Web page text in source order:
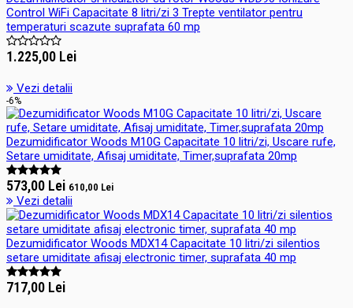
Control WiFi Capacitate 8 litri/zi 3 Trepte ventilator pentru
temperaturi scazute suprafata 60 mp
1.225,00 Lei
Vezi detalii
-6%
Dezumidificator Woods M10G Capacitate 10 litri/zi, Uscare rufe,
Setare umiditate, Afisaj umiditate, Timer,suprafata 20mp
573,00 Lei 610,00 Lei
Vezi detalii
Dezumidificator Woods MDX14 Capacitate 10 litri/zi silentios
setare umiditate afisaj electronic timer, suprafata 40 mp
717,00 Lei